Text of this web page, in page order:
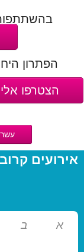
הפתרון
הצטרפו
אירועים
א ב